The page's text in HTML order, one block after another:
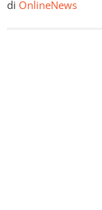
di OnlineNews